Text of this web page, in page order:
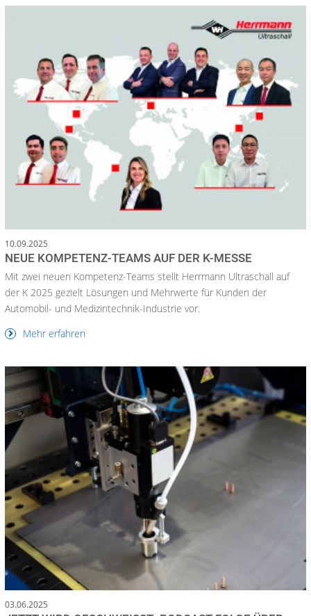
10.09.2025
NEUE KOMPETENZ-TEAMS AUF DER K-MESSE
Mit zwei neuen Kompetenz-Teams stellt Herrmann Ultraschall auf
der K 2025 gezielt Lösungen und Mehrwerte für Kunden der
Automobil- und Medizintechnik-Industrie vor.
Mehr erfahren
03.06.2025